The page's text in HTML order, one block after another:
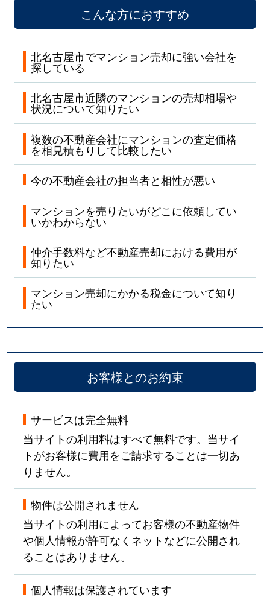
こんな方におすすめ
北名古屋市でマンション売却に強い会社を
探している
北名古屋市近隣のマンションの売却相場や
状況について知りたい
複数の不動産会社にマンションの査定価格
を相見積もりして比較したい
今の不動産会社の担当者と相性が悪い
マンションを売りたいがどこに依頼してい
いかわからない
仲介手数料など不動産売却における費用が
知りたい
マンション売却にかかる税金について知り
たい
お客様とのお約束
サービスは完全無料
当サイトの利用料はすべて無料です。当サイ
トがお客様に費用をご請求することは一切あ
りません。
物件は公開されません
当サイトの利用によってお客様の不動産物件
や個人情報が許可なくネットなどに公開され
ることはありません。
個人情報は保護されています